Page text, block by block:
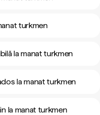
turkmen
la manat turkmen
la manat turkmen
la manat turkmen